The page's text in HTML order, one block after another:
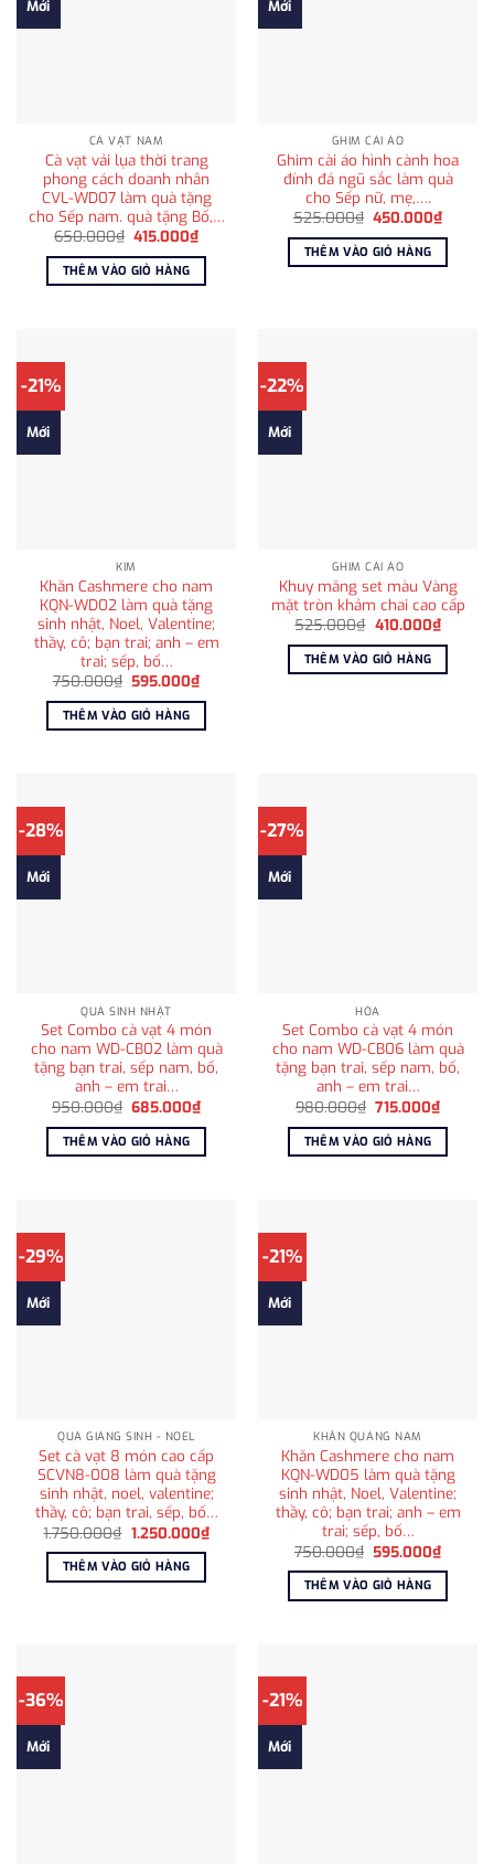
Mới
CÀ VẠT NAM
Cà vạt vải lụa thời trang
phong cách doanh nhân
CVL-WD07 làm quà tặng
cho Sếp nam. quà tặng Bố,…
650.000₫ Giá
là:
650.000₫.
415.000₫Giá
tại
THÊM VÀO GIỎ HÀNG
Mới
GHIM CÀI ÁO
Ghim cài áo hình cành hoa
đính đá ngũ sắc làm quà
cho Sếp nữ, mẹ,….
525.000₫ Giá
là:
525.000₫.
450.000₫Giá
tại
THÊM VÀO GIỎ HÀNG
-21%
Mới
KIM
Khăn Cashmere cho nam
KQN-WD02 làm quà tặng
sinh nhật, Noel, Valentine;
thầy, cô; bạn trai; anh – em
trai; sếp, bố…
750.000₫ Giá
là:
750.000₫.
595.000₫Giá
hiện
tại
595.000₫.
THÊM VÀO GIỎ HÀNG
-22%
Mới
GHIM CÀI ÁO
Khuy măng set màu Vàng
mặt tròn khảm chai cao cấp
525.000₫ Giá
là:
525.000₫.
410.000₫Giá
hiện
tại
THÊM VÀO GIỎ HÀNG
-28%
Mới
QUÀ SINH NHẬT
Set Combo cà vạt 4 món
cho nam WD-CB02 làm quà
tặng bạn trai, sếp nam, bố,
anh – em trai…
950.000₫ Giá
là:
950.000₫.
685.000₫Giá
hiện
tại
685.000₫.
THÊM VÀO GIỎ HÀNG
-27%
Mới
HỎA
Set Combo cà vạt 4 món
cho nam WD-CB06 làm quà
tặng bạn trai, sếp nam, bố,
anh – em trai…
980.000₫ Giá
là:
980.000₫.
715.000₫Giá
hiện
tại
THÊM VÀO GIỎ HÀNG
-29%
Mới
QUÀ GIÁNG SINH - NOEL
Set cà vạt 8 món cao cấp
SCVN8-008 làm quà tặng
sinh nhật, noel, valentine;
thầy, cô; bạn trai, sếp, bố…
1.750.000₫ Giá
là:
1.750.000₫.
1.250.000₫Giá
hiện
THÊM VÀO GIỎ HÀNG
-21%
Mới
KHĂN QUÀNG NAM
Khăn Cashmere cho nam
KQN-WD05 làm quà tặng
sinh nhật, Noel, Valentine;
thầy, cô; bạn trai; anh – em
trai; sếp, bố…
750.000₫ Giá
là:
750.000₫.
595.000₫Giá
hiện
tại
THÊM VÀO GIỎ HÀNG
-36%
Mới
-21%
Mới